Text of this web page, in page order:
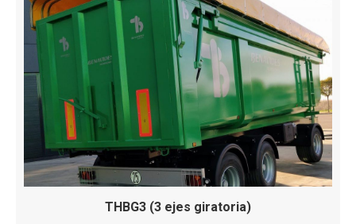
THBG3 (3 ejes giratoria)